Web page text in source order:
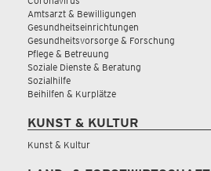
Amtsarzt & Bewilligungen
Gesundheitseinrichtungen
Gesundheitsvorsorge & Forschung
Pflege & Betreuung
Soziale Dienste & Beratung
Sozialhilfe
Beihilfen & Kurplätze
KUNST & KULTUR
Kunst & Kultur